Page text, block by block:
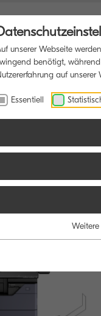
SOFTWARE
unserer Webseite
benötigt,
auf unserer
Essentiell